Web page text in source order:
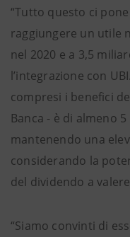
“Tutto questo ci
raggiungere un utile
nel 2020 e a 3,5
l’integrazione con
compresi i benefici
Banca - è di almeno
mantenendo una
considerando la
del dividendo a
“Siamo convinti di